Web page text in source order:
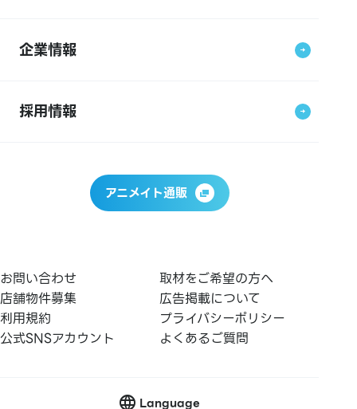
企業情報
採用情報
アニメイト通販
お問い合わせ
取材をご希望の方へ
店舗物件募集
広告掲載について
利用規約
プライバシーポリシー
公式SNSアカウント
よくあるご質問
Language